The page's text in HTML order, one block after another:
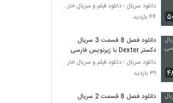
دانلود سریال - دانلود فیلم و سریال خارجی
۴۴ بازدید
دانلود فصل 8 قسمت 3 سریال
دکستر Dexter با زیرنویس فارسی
دانلود سریال - دانلود فیلم و سریال خارجی
۳۹ بازدید
دانلود فصل 8 قسمت 2 سریال